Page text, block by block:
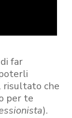
far
risultato che
per te
).